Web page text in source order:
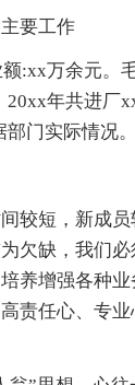
要工作
:xx万余元。
20xx年共进厂
部门实际情况
较短，新成
欠缺，我们
养增强各种
责任心、专